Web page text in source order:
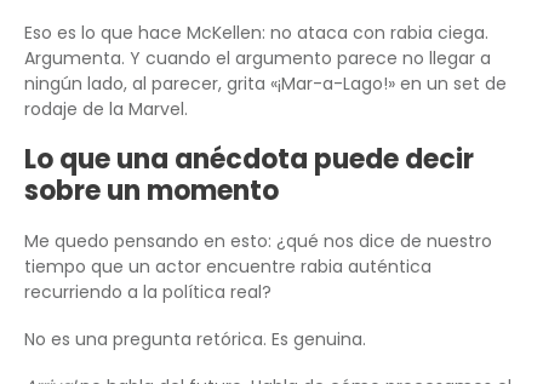
Eso es lo que hace McKellen: no ataca con rabia ciega.
Argumenta. Y cuando el argumento parece no llegar a
ningún lado, al parecer, grita «¡Mar-a-Lago!» en un set de
rodaje de la Marvel.
Lo que una anécdota puede decir
sobre un momento
Me quedo pensando en esto: ¿qué nos dice de nuestro
tiempo que un actor encuentre rabia auténtica
recurriendo a la política real?
No es una pregunta retórica. Es genuina.